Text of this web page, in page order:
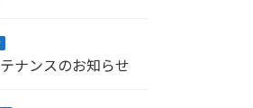
ナンスのお知らせ